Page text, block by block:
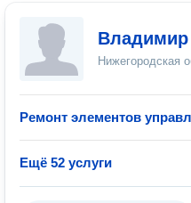
Нижегородская
Ремонт элементов
Ещё 52 услуги